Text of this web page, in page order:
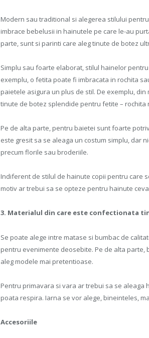
Modern sau traditional si alegerea stilului
imbrace bebelusii in hainutele pe care le-au
parte, sunt si parinti care aleg tinute de botez
Simplu sau foarte elaborat, stilul hainelor
exemplu, o fetita poate fi imbracata in rochita
paietele asigura un plus de stil. De exemplu,
tinute de botez splendide pentru fetite – rochita
Pe de alta parte, pentru baietei sunt foarte
este gresit sa se aleaga un costum simplu, dar
precum florile sau broderiile.
Indiferent de stilul de hainute copii pentru care
motiv ar trebui sa se opteze pentru hainute
3. Materialul din care este confectionata
Se poate alege intre matase si bumbac de
pentru evenimente deosebite. Pe de alta parte,
aleg modele mai pretentioase.
Pentru primavara si vara ar trebui sa se
poata respira. Iarna se vor alege, bineinteles,
Accesoriile